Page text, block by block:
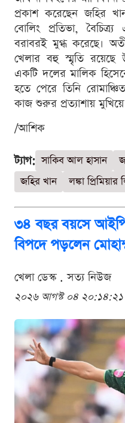
প্রকাশ করেছেন জহির
বোলিং প্রতিভা,
বরাবরই মুগ্ধ করেছে।
খেলার বহু স্মৃতি রয়েছে
একটি দলের মালিক
হতে পেরে তিনি
কাজ শুরুর প্রত্যাশায়
/আশিক
ট্যাগ: সাকিব আল হাসান
জহির খান
লঙ্কা প্রিমিয়ার
৩৪ বছর বয়সে
বিপদে পড়লেন
খেলা ডেস্ক . সত্য নিউজ
২০২৬ আগস্ট ০৪ ২০:১৪:২১